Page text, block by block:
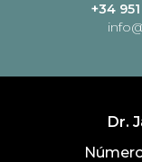
+34
Dr.